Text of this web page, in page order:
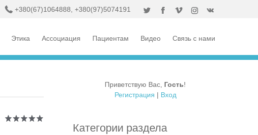
+380(67)1064888, +380(97)5074191
Этика Ассоциация Пациентам Видео Связь с нами
Приветствую Вас, Гость!
Регистрация | Вход
Категории раздела